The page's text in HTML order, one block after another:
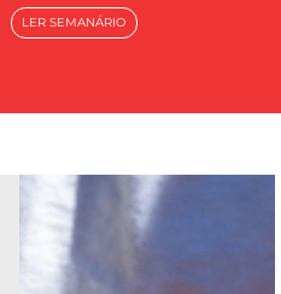
LER SEMANÁRIO